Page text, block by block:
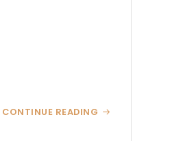
CONTINUE READING